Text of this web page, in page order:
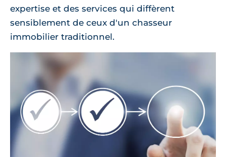
expertise et des services qui diffèrent
sensiblement de ceux d'un chasseur
immobilier traditionnel.